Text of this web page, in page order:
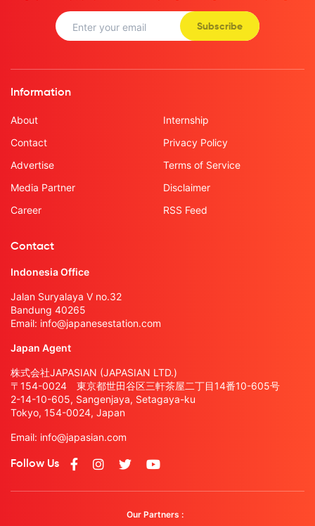
Subscribe
Information
About
Contact
Advertise
Media Partner
Career
Internship
Privacy Policy
Terms of Service
Disclaimer
RSS Feed
Contact
Indonesia Office
Jalan Suryalaya V no.32
Bandung 40265
Email: info@japanesestation.com
Japan Agent
株式会社JAPASIAN (JAPASIAN LTD.)
〒154-0024 東京都世田谷区三軒茶屋二丁目14番10-605号
2-14-10-605, Sangenjaya, Setagaya-ku
Tokyo, 154-0024, Japan
Email: info@japasian.com
Follow Us
Our Partners :